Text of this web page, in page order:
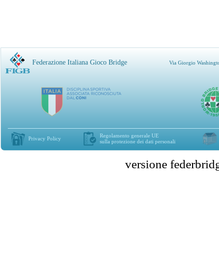
Federazione Italiana Gioco Bridge Via Giorgio
Privacy Policy
Regolamento generale UE
sulla protezione dei dati personali
versione